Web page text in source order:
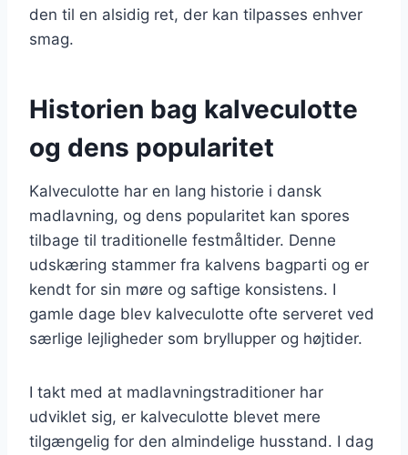
den til en alsidig ret, der kan tilpasses enhver
smag.
Historien bag kalveculotte
og dens popularitet
Kalveculotte har en lang historie i dansk
madlavning, og dens popularitet kan spores
tilbage til traditionelle festmåltider. Denne
udskæring stammer fra kalvens bagparti og er
kendt for sin møre og saftige konsistens. I
gamle dage blev kalveculotte ofte serveret ved
særlige lejligheder som bryllupper og højtider.
I takt med at madlavningstraditioner har
udviklet sig, er kalveculotte blevet mere
tilgængelig for den almindelige husstand. I dag